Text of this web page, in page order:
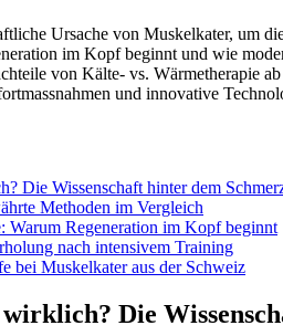
Ursache von Muskelkater, um
im Kopf beginnt und wie
von Kälte- vs. Wärmetherapie
und innovative
Die Wissenschaft hinter dem
Methoden im Vergleich
Warum Regeneration im Kopf beginnt
nach intensivem Training
bei Muskelkater aus der Schweiz
Die